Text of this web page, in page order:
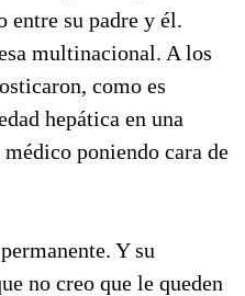
entre su padre y él.
multinacional. A los
como es
hepática en una
poniendo cara de
Y su
no creo que le queden